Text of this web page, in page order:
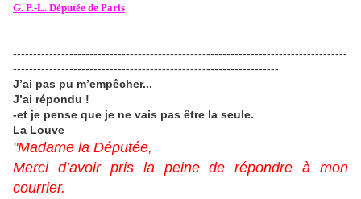
G. P.-L. Députée de Paris
-----------------------------------------------------------------------------------
------------------------------------------------------------------
J’ai pas pu m’empêcher...
J’ai répondu !
-et je pense que je ne vais pas être la seule.
La Louve
"Madame la Députée,
Merci d’avoir pris la peine de répondre à mon
courrier.